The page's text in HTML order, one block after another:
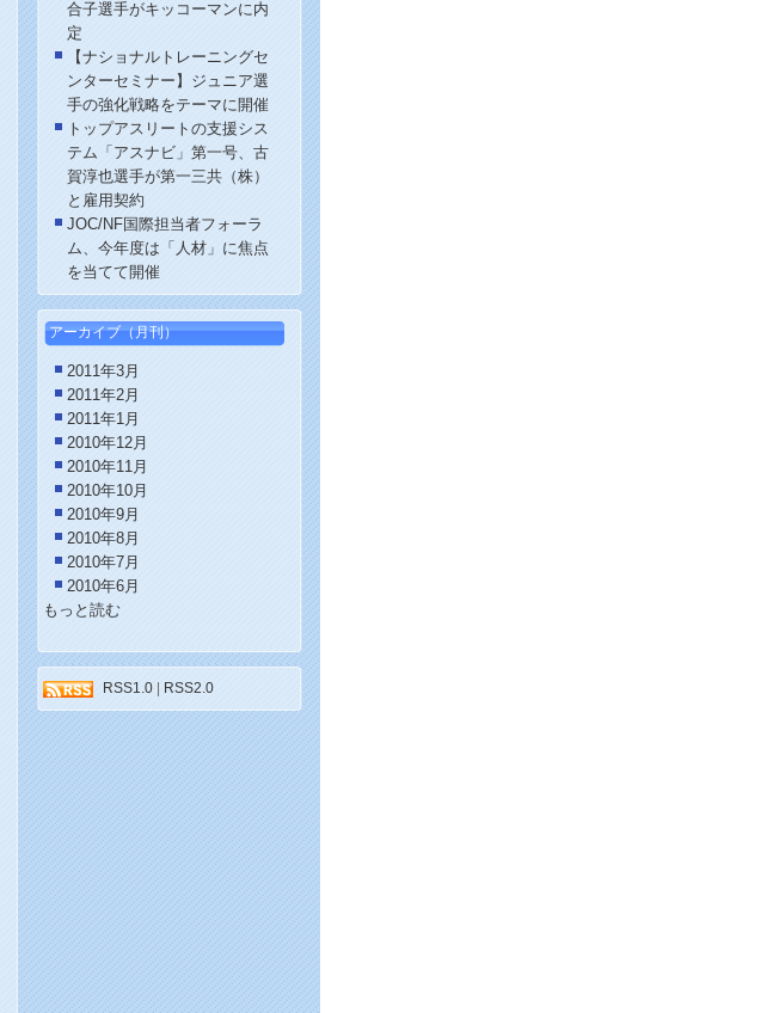
合子選手がキッコーマンに内
定
【ナショナルトレーニングセ
ンターセミナー】ジュニア選
手の強化戦略をテーマに開催
トップアスリートの支援シス
テム「アスナビ」第一号、古
賀淳也選手が第一三共（株）
と雇用契約
JOC/NF国際担当者フォーラ
ム、今年度は「人材」に焦点
を当てて開催
アーカイブ（月刊）
2011年3月
2011年2月
2011年1月
2010年12月
2010年11月
2010年10月
2010年9月
2010年8月
2010年7月
2010年6月
もっと読む
RSS1.0 RSS2.0